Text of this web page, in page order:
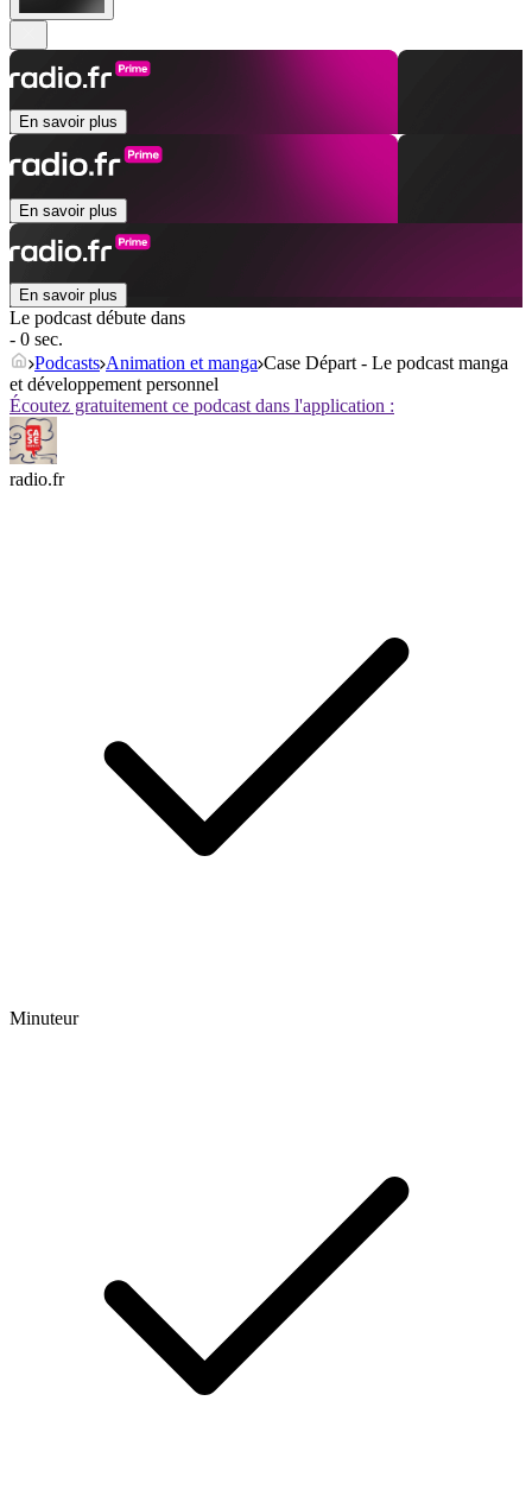
En savoir plus
En savoir plus
En savoir plus
Le podcast débute dans
- 0 sec.
Podcasts Animation et manga Case Départ - Le podcast manga
et développement personnel
Écoutez gratuitement ce podcast dans l'application :
radio.fr
Minuteur